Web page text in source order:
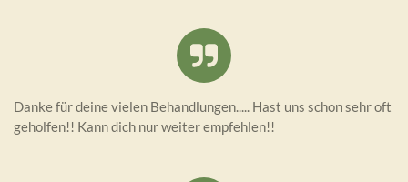
Danke für deine vielen Behandlungen..... Hast uns schon sehr oft
geholfen!! Kann dich nur weiter empfehlen!!